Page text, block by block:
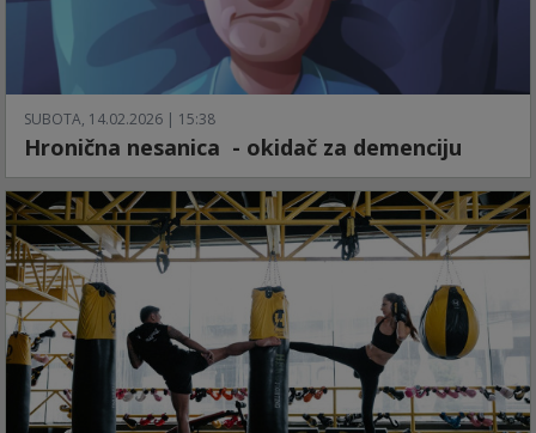
SUBOTA, 14.02.2026 | 15:38
Hronična nesanica - okidač za demenciju